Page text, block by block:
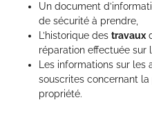
Un document
de sécurité à prendre,
L’historique des travaux
réparation effectuée sur
Les informations sur les
souscrites concernant la
propriété.